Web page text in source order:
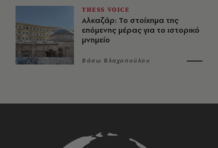
THESS VOICE
Αλκαζάρ: Το στοίχημα της
επόμενης μέρας για το ιστορικό
μνημείο
Βάσω Βλαχοπούλου